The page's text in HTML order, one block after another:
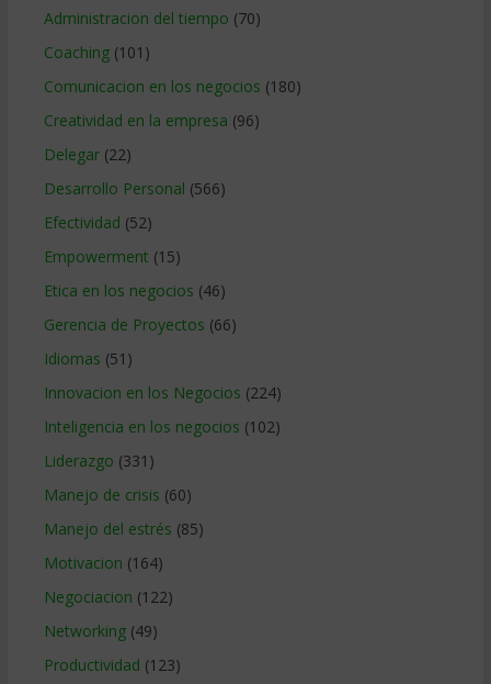
Administracion del tiempo (70)
Coaching(101)
Comunicacion en los negocios (180)
Creatividad en la empresa (96)
Delegar(22)
Desarrollo Personal (566)
Efectividad (52)
Empowerment (15)
Etica en los negocios (46)
Gerencia de Proyectos (66)
Idiomas (51)
Innovacion en los Negocios (224)
Inteligencia en los negocios (102)
Liderazgo (331)
Manejo de crisis (60)
Manejo del estrés (85)
Motivacion (164)
Negociacion (122)
Networking(49)
Productividad (123)